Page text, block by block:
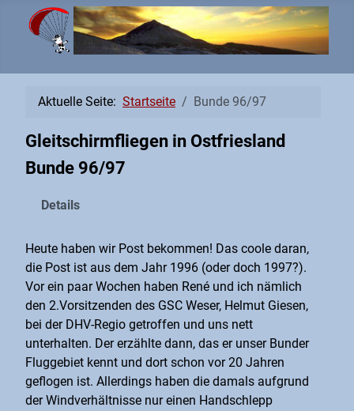
Aktuelle Seite: Startseite Bunde 96/97
Gleitschirmfliegen in Ostfriesland
Bunde 96/97
Details
Heute haben wir Post bekommen! Das coole daran,
die Post ist aus dem Jahr 1996 (oder doch 1997?).
Vor ein paar Wochen haben René und ich nämlich
den 2.Vorsitzenden des GSC Weser, Helmut Giesen,
bei der DHV-Regio getroffen und uns nett
unterhalten. Der erzählte dann, das er unser Bunder
Fluggebiet kennt und dort schon vor 20 Jahren
geflogen ist. Allerdings haben die damals aufgrund
der Windverhältnisse nur einen Handschlepp